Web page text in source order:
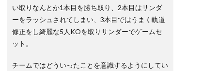
い取りなんとか1本目を勝ち取り、2本目はサンダ
ーをラッシュされてしまい、3本目ではうまく軌道
修正をし綺麗な5人KOを取りサンダーでゲームセ
ット。
チームではどういったことを意識するようにしてい